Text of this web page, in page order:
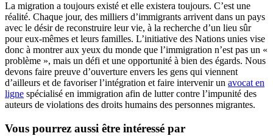
La migration a toujours existé et elle existera toujours. C’est une
réalité. Chaque jour, des milliers d’immigrants arrivent dans un pays
avec le désir de reconstruire leur vie, à la recherche d’un lieu sûr
pour eux-mêmes et leurs familles. L’initiative des Nations unies vise
donc à montrer aux yeux du monde que l’immigration n’est pas un «
problème », mais un défi et une opportunité à bien des égards. Nous
devons faire preuve d’ouverture envers les gens qui viennent
d’ailleurs et de favoriser l’intégration et faire intervenir un avocat en
ligne spécialisé en immigration afin de lutter contre l’impunité des
auteurs de violations des droits humains des personnes migrantes.
Vous pourrez aussi être intéressé par